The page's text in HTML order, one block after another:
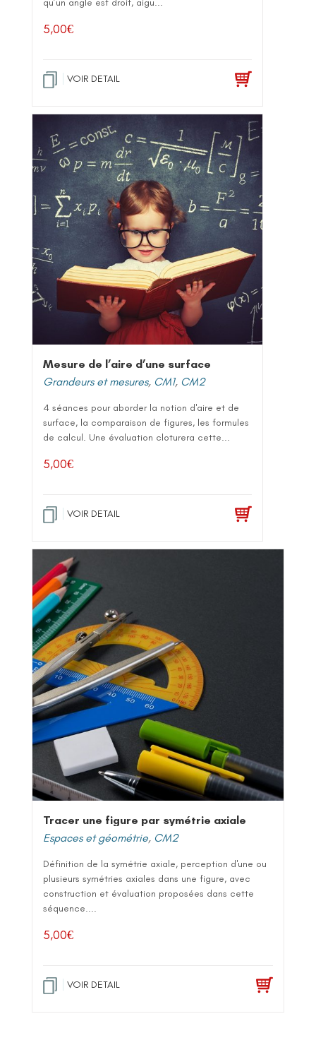
qu’un angle est droit, aigu...
5,00€
VOIR DETAIL
Mesure de l’aire d’une surface
Grandeurs et mesures, CM1, CM2
4 séances pour aborder la notion d'aire et de
surface, la comparaison de figures, les formules
de calcul. Une évaluation cloturera cette...
5,00€
VOIR DETAIL
Tracer une figure par symétrie axiale
Espaces et géométrie, CM2
Définition de la symétrie axiale, perception d'une ou
plusieurs symétries axiales dans une figure, avec
construction et évaluation proposées dans cette
séquence....
5,00€
VOIR DETAIL